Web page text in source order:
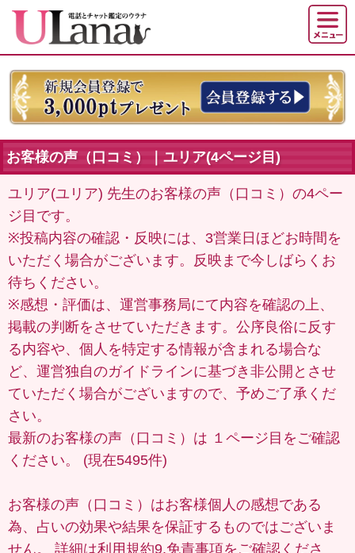
お客様の声（口コミ）｜ユリア(4ページ目)
ユリア(ユリア) 先生のお客様の声（口コミ）の4ペー
ジ目です。
※投稿内容の確認・反映には、3営業日ほどお時間を
いただく場合がございます。反映まで今しばらくお
待ちください。
※感想・評価は、運営事務局にて内容を確認の上、
掲載の判断をさせていただきます。公序良俗に反す
る内容や、個人を特定する情報が含まれる場合な
ど、運営独自のガイドラインに基づき非公開とさせ
ていただく場合がございますので、予めご了承くだ
さい。
最新のお客様の声（口コミ）は １ページ目 をご確認
ください。 (現在5495件)
お客様の声（口コミ）はお客様個人の感想である
為、占いの効果や結果を保証するものではございま
せん。 詳細は利用規約9.免責事項をご確認くださ